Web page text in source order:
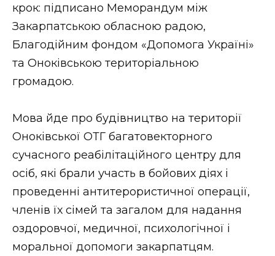
НОВИНИ ЗАХІДНОЇ УКРАЇНИ
ФОТО
крок: підписано Меморандум між
Закарпатською обласною радою,
Благодійним фондом «Допомога Україні»
та Оноківською територіальною
громадою.
Мова йде про будівництво на території
Оноківської ОТГ багатовекторного
сучасного реабілітаційного центру для
осіб, які брали участь в бойових діях і
проведенні антитерористичної операції,
членів їх сімей та загалом для надання
оздоровчої, медичної, психологічної і
моральної допомоги закарпатцям.